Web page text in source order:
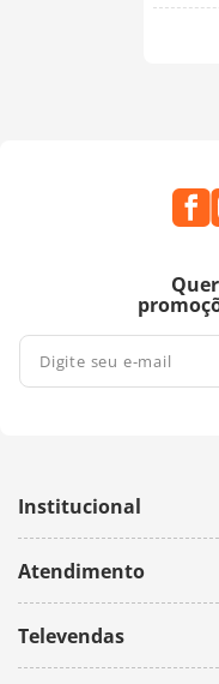
Institucional
Trabalhe Conosco
Política de Privacidade
Atendimento
Televendas